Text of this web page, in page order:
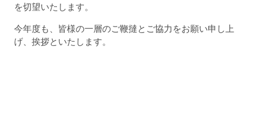
を切望いたします。
今年度も、皆様の一層のご鞭撻とご協力をお願い申し上
げ、挨拶といたします。